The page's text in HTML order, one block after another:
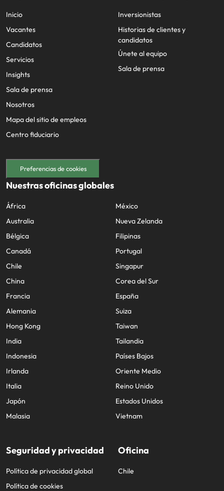
Inicio
Vacantes
Candidatos
Servicios
Insights
Sala de prensa
Nosotros
Mapa del sitio de empleos
Centro fiduciario
Inversionistas
Historias de clientes y
candidatos
Únete al equipo
Sala de prensa
Preferencias de cookies
Nuestras oficinas globales
África
Australia
Bélgica
Canadá
Chile
China
Francia
Alemania
Hong Kong
India
Indonesia
Irlanda
Italia
Japón
Malasia
México
Nueva Zelanda
Filipinas
Portugal
Singapur
Corea del Sur
España
Suiza
Taiwan
Tailandia
Países Bajos
Oriente Medio
Reino Unido
Estados Unidos
Vietnam
Seguridad y privacidad
Política de privacidad global
Política de cookies
Oficina
Chile